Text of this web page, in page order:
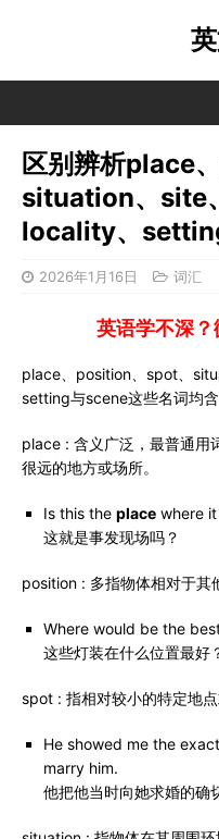
区别辨析place
situation、site
locality、
2026年1月16日 词汇
英语学不深
place、position、spot、
setting与scene这些名词均含
place : 含义广泛，最普通用
很远的地方或场所。
Is this the place where
这就是事发现场吗？
position : 多指物体相对于其
Where would be the
这些灯装在什么位置最好
spot : 指相对较小的特定地点
He showed me the exact
marry him.
他把他当时向她求婚的确